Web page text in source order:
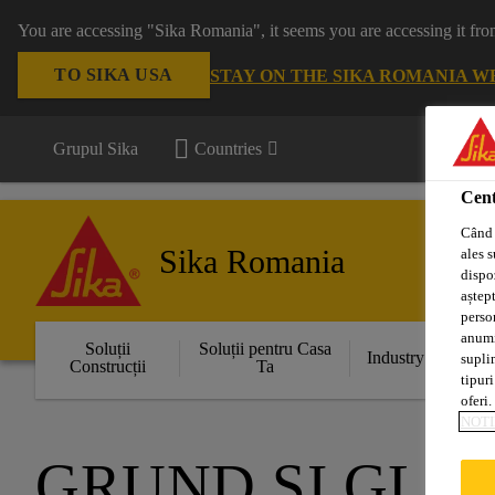
You are accessing "Sika Romania", it seems you are accessing it
TO SIKA USA STAY ON THE SIKA ROMANIA
Grupul Sika Countries
Sika Romania
Soluții
Construcții
Soluții pentru Casa
Ta
Industry
ales
tipuri
oferi.